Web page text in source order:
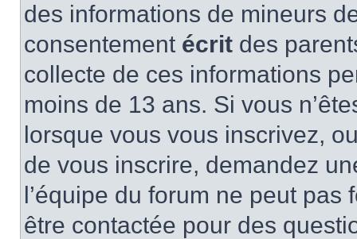
des informations de mineurs
consentement écrit des
collecte de ces informations
moins de 13 ans. Si vous
lorsque vous vous inscrivez,
de vous inscrire, demandez
l’équipe du forum ne peut
être contactée pour des